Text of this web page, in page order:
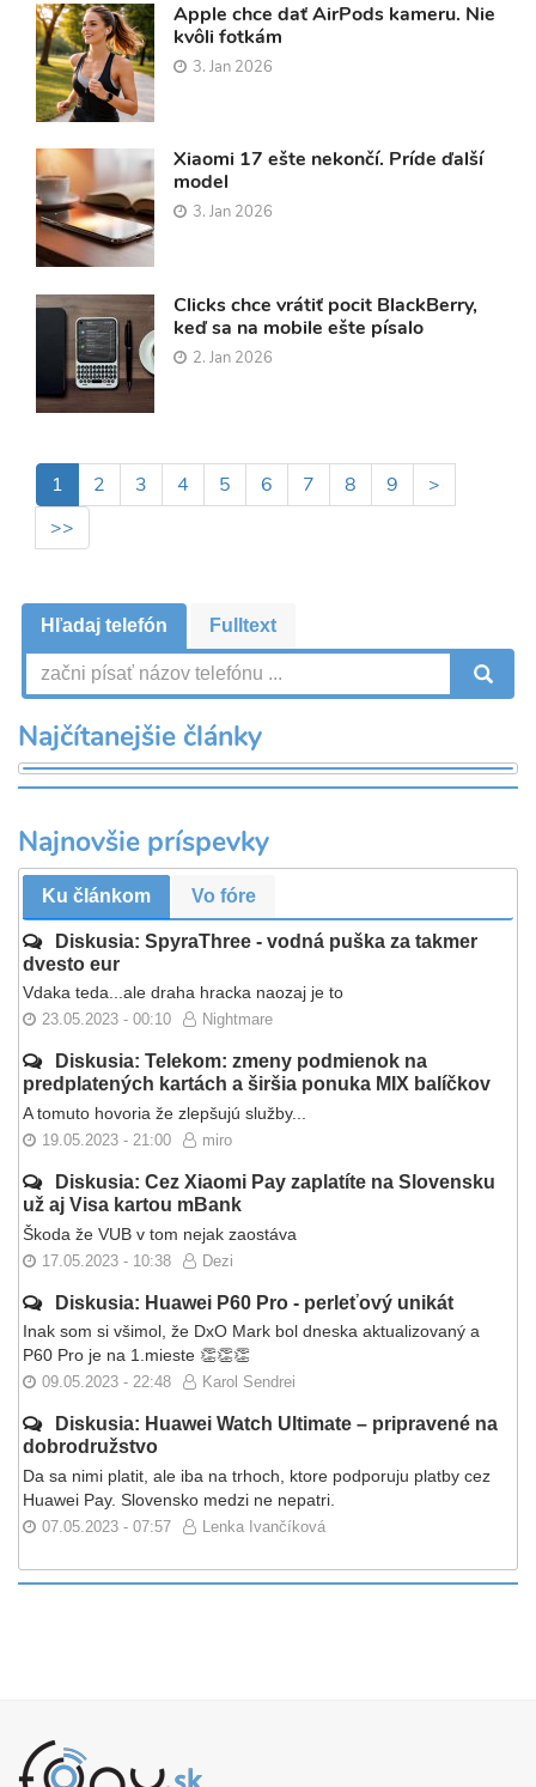
Apple chce dať AirPods kameru. Nie
kvôli fotkám
3. Jan 2026
Xiaomi 17 ešte nekončí. Príde ďalší
model
3. Jan 2026
Clicks chce vrátiť pocit BlackBerry,
keď sa na mobile ešte písalo
2. Jan 2026
Pagination
Aktuálna
stránka
1 Page
2 Page
3 Page
4 Page
5 Page
6 Page
7 Page
8 Page
9
Ďalšia
strana
>
Posledná
strana
>>
Hľadaj telefón Fulltext
Najčítanejšie články
Najnovšie príspevky
Ku článkom Vo fóre
Diskusia: SpyraThree - vodná puška za takmer
dvesto eur
Vdaka teda...ale draha hracka naozaj je to
23.05.2023 - 00:10 Nightmare
Diskusia: Telekom: zmeny podmienok na
predplatených kartách a širšia ponuka MIX balíčkov
A tomuto hovoria že zlepšujú služby...
19.05.2023 - 21:00 miro
Diskusia: Cez Xiaomi Pay zaplatíte na Slovensku
už aj Visa kartou mBank
Škoda že VUB v tom nejak zaostáva
17.05.2023 - 10:38 Dezi
Diskusia: Huawei P60 Pro - perleťový unikát
Inak som si všimol, že DxO Mark bol dneska aktualizovaný a
P60 Pro je na 1.mieste 👏👏👏
09.05.2023 - 22:48 Karol Sendrei
Diskusia: Huawei Watch Ultimate – pripravené na
dobrodružstvo
Da sa nimi platit, ale iba na trhoch, ktore podporuju platby cez
Huawei Pay. Slovensko medzi ne nepatri.
07.05.2023 - 07:57 Lenka Ivančíková